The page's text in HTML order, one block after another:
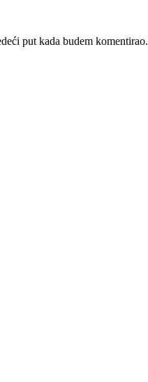
put kada budem komentirao.